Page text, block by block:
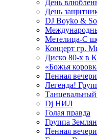
День
День
DJ Boyko &
Метелица-С
Концерт гр.
Диско 80-х в
«Божья
Пенная
Легенда!
Dj НИЛ
Голая правда
Группа
Пенная